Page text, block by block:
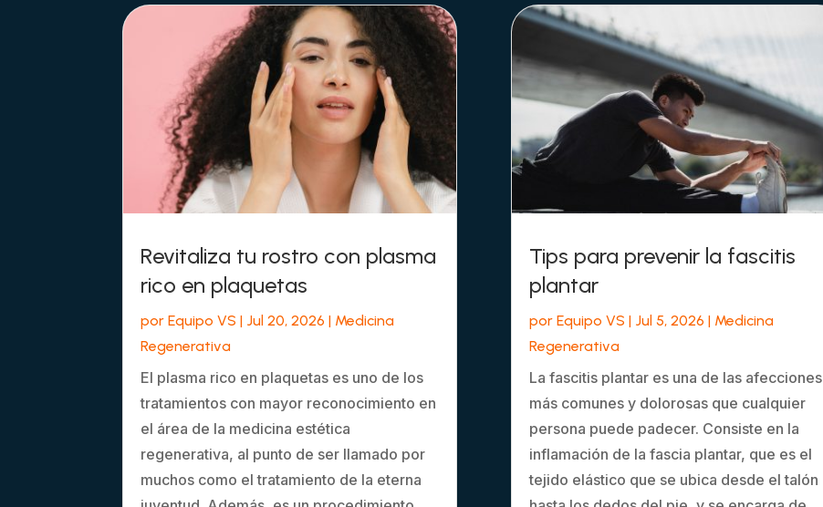
Revitaliza tu rostro con plasma
rico en plaquetas
porEquipo VS | Jul 20, 2026 | Medicina
Regenerativa
El plasma rico en plaquetas es uno de los
tratamientos con mayor reconocimiento en
el área de la medicina estética
regenerativa, al punto de ser llamado por
muchos como el tratamiento de la eterna
Tips para prevenir la fascitis
plantar
por Equipo VS | Jul 5, 2026 | Medicina
Regenerativa
La fascitis plantar es una de las afecciones
más comunes y dolorosas que cualquier
persona puede padecer. Consiste en la
inflamación de la fascia plantar, que es el
tejido elástico que se ubica desde el talón